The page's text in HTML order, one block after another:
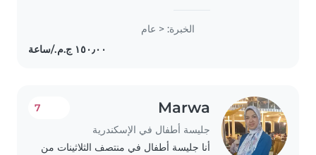
السنوات الماضية. أنا أحب التعامل مع
الأطفال من جميع الأعمار - من الرضع
الخبرة: < عام
Marwa
جليسة أطفال في الإسكندرية
7
أنا جليسة أطفال في منتصف الثلاثينات من